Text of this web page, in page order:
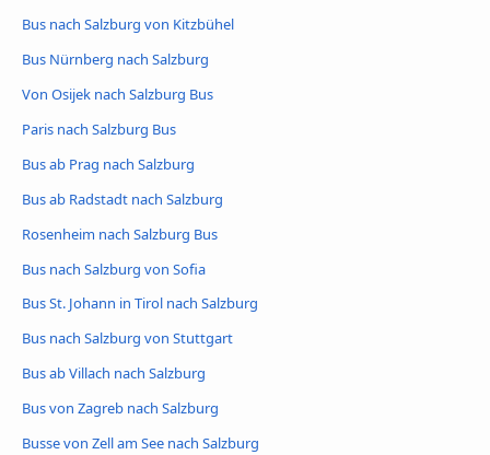
Bus nach Salzburg von Kitzbühel
Bus Nürnberg nach Salzburg
Von Osijek nach Salzburg Bus
Paris nach Salzburg Bus
Bus ab Prag nach Salzburg
Bus ab Radstadt nach Salzburg
Rosenheim nach Salzburg Bus
Bus nach Salzburg von Sofia
Bus St. Johann in Tirol nach Salzburg
Bus nach Salzburg von Stuttgart
Bus ab Villach nach Salzburg
Bus von Zagreb nach Salzburg
Busse von Zell am See nach Salzburg